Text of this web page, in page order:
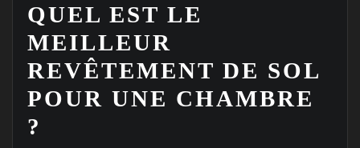
QUEL EST LE
MEILLEUR
REVÊTEMENT DE SOL
POUR UNE CHAMBRE
?